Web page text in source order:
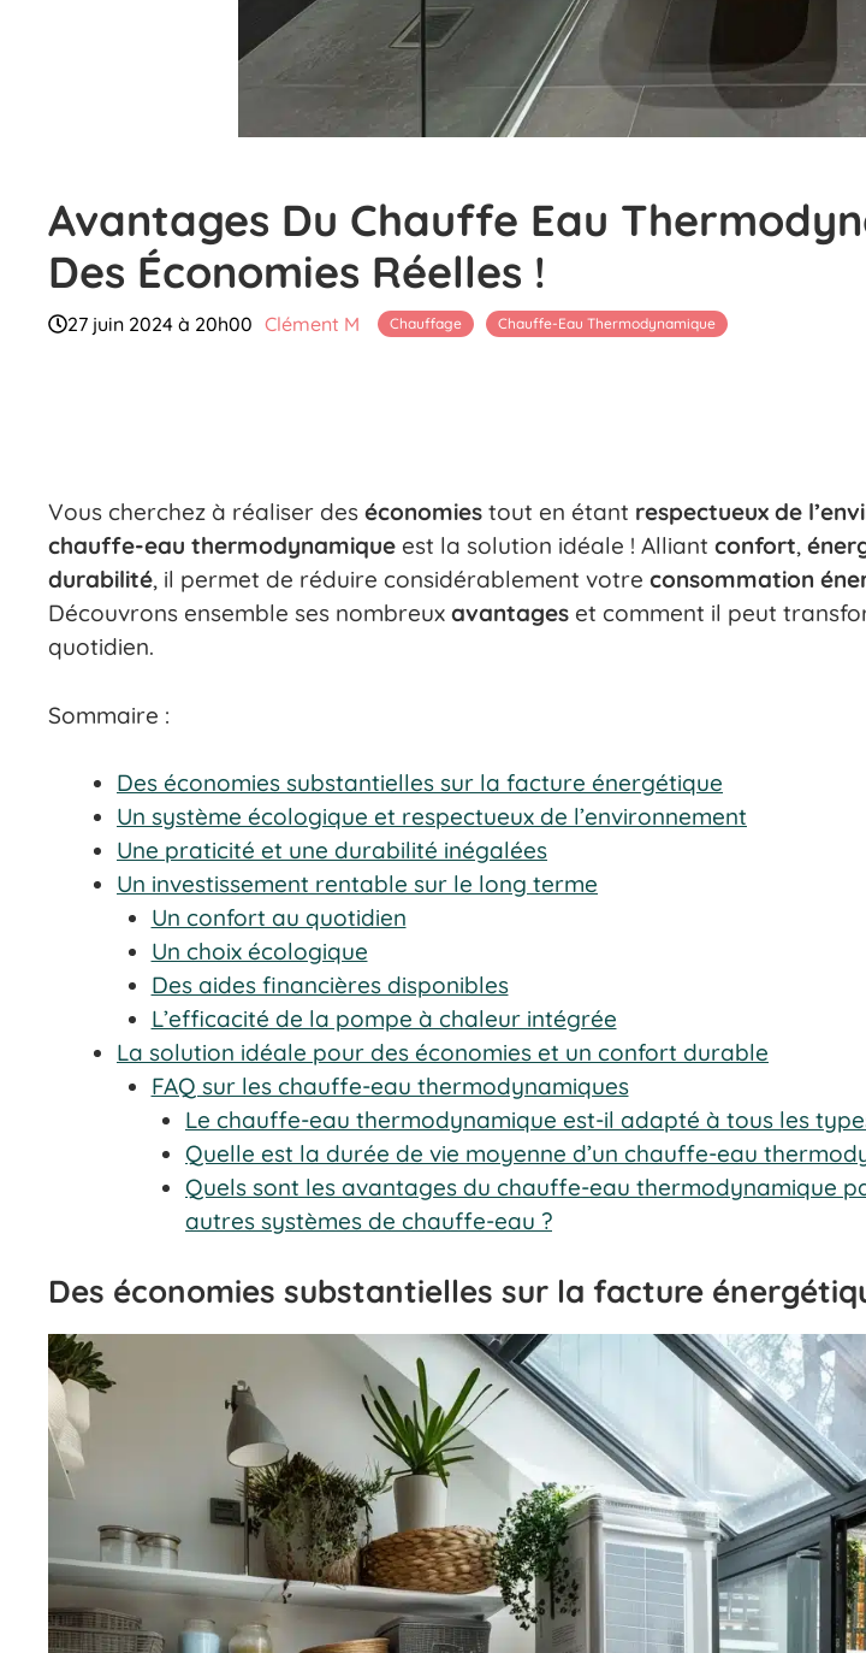
Avantages Du Chauffe Eau
Des Économies Réelles !
27 juin 2024 à 20h00 Clément M Chauffage Chauffe-Eau Thermodynamique
Vous cherchez à réaliser des économies tout en étant respectueux de
chauffe-eau thermodynamique est la solution idéale ! Alliant confort,
durabilité, il permet de réduire considérablement votre consommation
Découvrons ensemble ses nombreux avantages et comment il peut
quotidien.
Sommaire :
Des économies substantielles sur la facture énergétique
Un système écologique et respectueux de l’environnement
Une praticité et une durabilité inégalées
Un investissement rentable sur le long terme
Un confort au quotidien
Un choix écologique
Des aides financières disponibles
L’efficacité de la pompe à chaleur intégrée
La solution idéale pour des économies et un confort durable
FAQ sur les chauffe-eau thermodynamiques
Le chauffe-eau thermodynamique est-il adapté à tous les
Quelle est la durée de vie moyenne d’un chauffe-eau
Quels sont les avantages du chauffe-eau thermodynamique
autres systèmes de chauffe-eau ?
Des économies substantielles sur la facture